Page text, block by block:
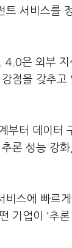
트 서비스를
4.0은 외부 지
점을 갖추고
부터 데이터
론 성능 강
비스에 빠르
기업이 '추